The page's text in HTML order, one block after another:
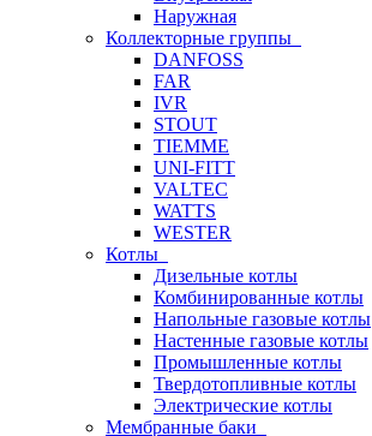
Наружная
Коллекторные группы
DANFOSS
FAR
IVR
STOUT
TIEMME
UNI-FITT
VALTEC
WATTS
WESTER
Котлы
Дизельные котлы
Комбинированные котлы
Напольные газовые котлы
Настенные газовые котлы
Промышленные котлы
Твердотопливные котлы
Электрические котлы
Мембранные баки